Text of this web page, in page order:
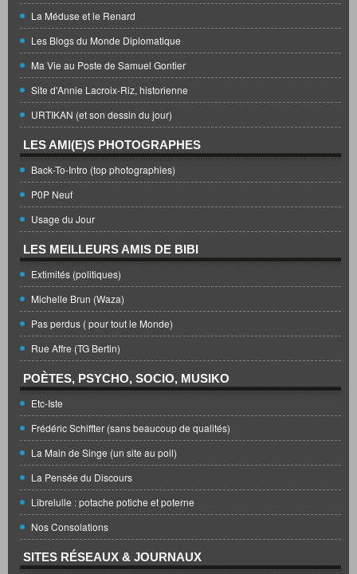
La Méduse et le Renard
Les Blogs du Monde Diplomatique
Ma Vie au Poste de Samuel Gontier
Site d'Annie Lacroix-Riz, historienne
URTIKAN (et son dessin du jour)
LES AMI(E)S PHOTOGRAPHES
Back-To-Intro (top photographies)
P0P Neuf
Usage du Jour
LES MEILLEURS AMIS DE BIBI
Extimités (politiques)
Michelle Brun (Waza)
Pas perdus ( pour tout le Monde)
Rue Affre (TG Bertin)
POÈTES, PSYCHO, SOCIO, MUSIKO
Etc-Iste
Frédéric Schiffter (sans beaucoup de qualités)
La Main de Singe (un site au poil)
La Pensée du Discours
Librelulle : potache potiche et poterne
Nos Consolations
SITES RÉSEAUX & JOURNAUX